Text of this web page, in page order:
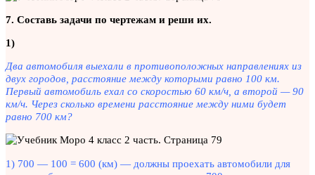
7. Составь задачи по чертежам и реши их.
1)
Два автомобиля выехали в противоположных направлениях из
двух городов, расстояние между которыми равно 100 км.
Первый автомобиль ехал со скоростью 60 км/ч, а второй — 90
км/ч. Через сколько времени расстояние между ними будет
равно 700 км?
1) 700 — 100 = 600 (км) — должны проехать автомобили для